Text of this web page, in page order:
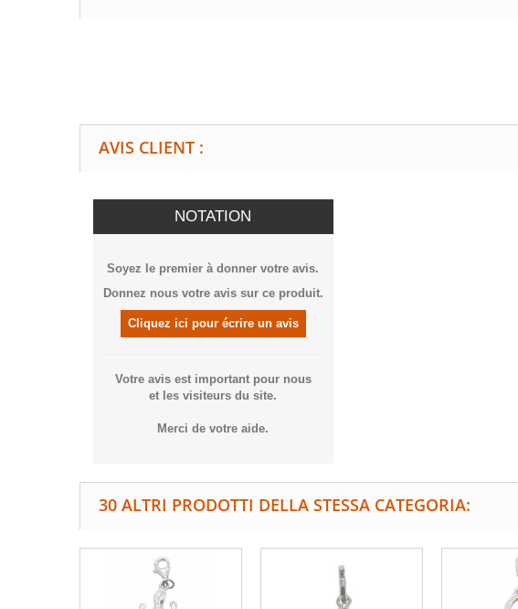
AVIS CLIENT :
NOTATION
Soyez le premier à donner votre avis.
Donnez nous votre avis sur ce produit.
Cliquez ici pour écrire un avis
Votre avis est important pour nous
et les visiteurs du site.
Merci de votre aide.
30 ALTRI PRODOTTI DELLA STESSA CATEGORIA: